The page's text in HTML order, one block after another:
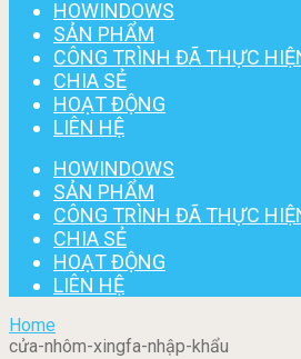
HOWINDOWS
SẢN PHẨM
CÔNG TRÌNH ĐÃ THỰC
CHIA SẺ
HOẠT ĐỘNG
LIÊN HỆ
HOWINDOWS
SẢN PHẨM
CÔNG TRÌNH ĐÃ THỰC
CHIA SẺ
HOẠT ĐỘNG
LIÊN HỆ
Home
cửa-nhôm-xingfa-nhập-khẩu